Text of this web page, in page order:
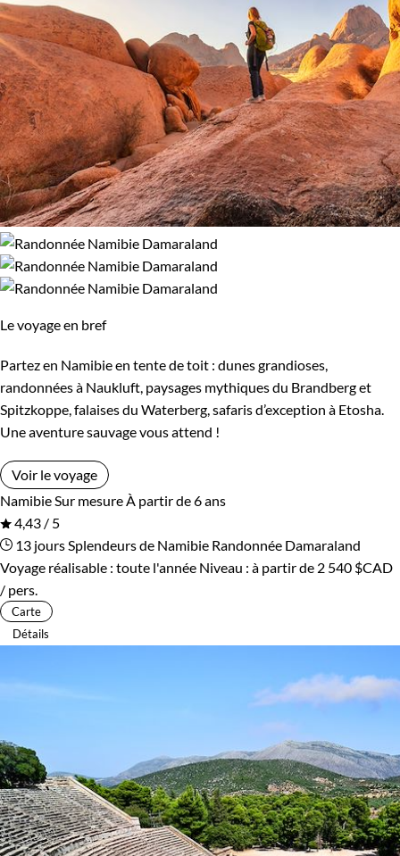
Le voyage en bref
Partez en Namibie en tente de toit : dunes grandioses,
randonnées à Naukluft, paysages mythiques du Brandberg et
Spitzkoppe, falaises du Waterberg, safaris d’exception à Etosha.
Une aventure sauvage vous attend !
Voir le voyage
Namibie Sur mesure À partir de 6 ans
4,43 / 5
13 jours Splendeurs de Namibie Randonnée Damaraland
Voyage réalisable : toute l'année Niveau : à partir de 2 540 $CAD
/ pers.
Carte
Détails